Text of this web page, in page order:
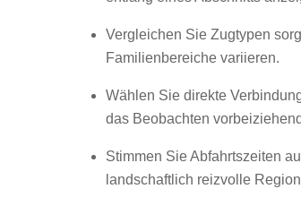
Vergleichen Sie Zugtypen
Familienbereiche variieren.
Wählen Sie direkte
das Beobachten
Stimmen Sie Abfahrtszeiten
landschaftlich reizvolle